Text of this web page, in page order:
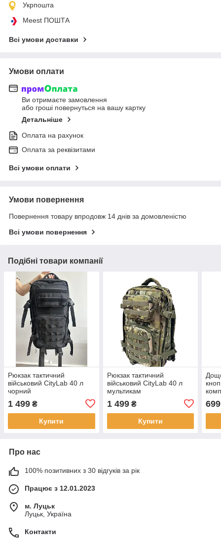
Укрпошта
Meest ПОШТА
Всі умови доставки
Умови оплати
Ви отримаєте замовлення
або гроші повернуться на вашу картку
Детальніше
Оплата на рахунок
Оплата за реквізитами
Всі умови оплати
Умови повернення
Повернення товару впродовж 14 днів за домовленістю
Всі умови повернення
Подібні товари компанії
Рюкзак тактичний
військовий CityLab 40 л
чорний
1 499 ₴
Купити
Рюкзак тактичний
військовий CityLab 40 л
мультикам
1 499₴
Купити
699
Про нас
100% позитивних з 30 відгуків за рік
Працює з 12.01.2023
м. Луцьк
Луцьк, Україна
Контакти